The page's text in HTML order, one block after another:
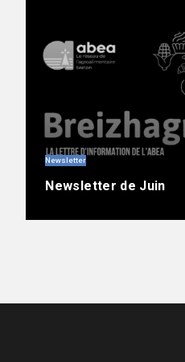
Newsletter
Newsletter de Juin